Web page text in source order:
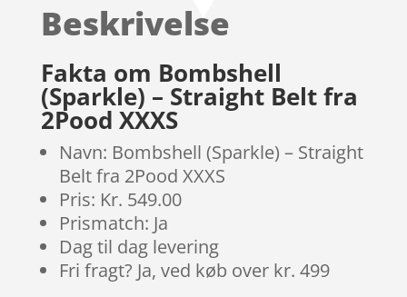
på
mmelser
Beskrivelse
Fakta om Bombshell
(Sparkle) – Straight Belt fra
2Pood XXXS
Navn: Bombshell (Sparkle) – Straight
Belt fra 2Pood XXXS
Pris: Kr. 549.00
Prismatch: Ja
Dag til dag levering
Fri fragt? Ja, ved køb over kr. 499